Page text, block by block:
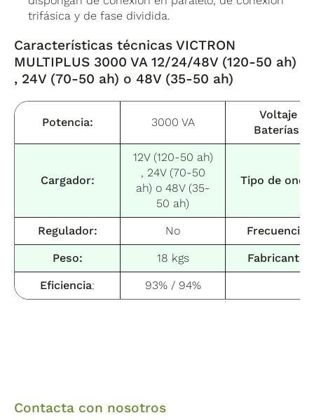
trifásica y de fase dividida.
Características técnicasVICTRON
MULTIPLUS 3000 VA 12/24/48V (120-50 ah)
, 24V (70-50 ah) o 48V (35-50 ah)
Potencia: 3000 VA
Voltaje
Baterías:
Cargador:
12V (120-50 ah)
, 24V (70-50
ah) o 48V (35-
50 ah)
Tipo de
Regulador: No Frecuencia:
Peso: 18 kgs Fabricante:
Eficiencia: 93% / 94%
Contacta con nosotros